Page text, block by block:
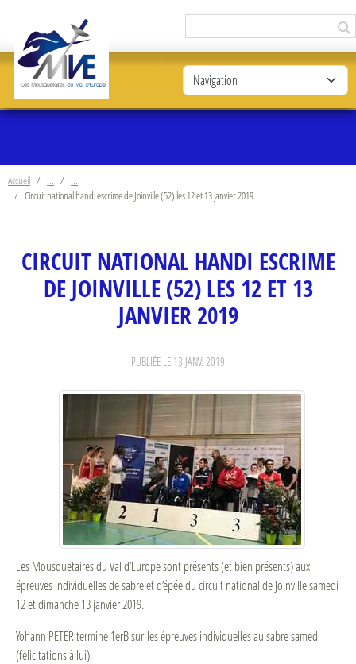
Accueil
Circuit national handi escrime de Joinville (52) les 12 et 13 janvier 2019
CIRCUIT NATIONAL HANDI ESCRIME
DE JOINVILLE (52) LES 12 ET 13
JANVIER 2019
PUBLIÉE LE 13 JANV. 2019
Les Mousquetaires du Val d’Europe sont présents (et bien présents) aux
épreuves individuelles de sabre et d’épée du circuit national de Joinville samedi
12 et dimanche 13 janvier 2019.
Yohann PETER termine 1erB sur les épreuves individuelles au sabre samedi
(félicitations à lui).